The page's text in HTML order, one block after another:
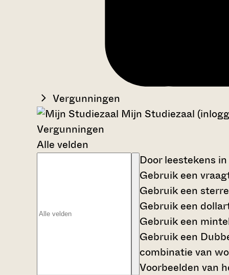
Vergunningen
Mijn Studiezaal
Vergunningen
Alle velden
Door leestekens
Gebruik een
Gebruik een
Gebruik een
Gebruik een
Gebruik een
combinatie van
Voorbeelden van